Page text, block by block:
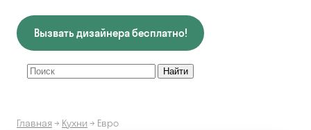
Вызвать дизайнера бесплатно!
Главная→ Кухни → Евро